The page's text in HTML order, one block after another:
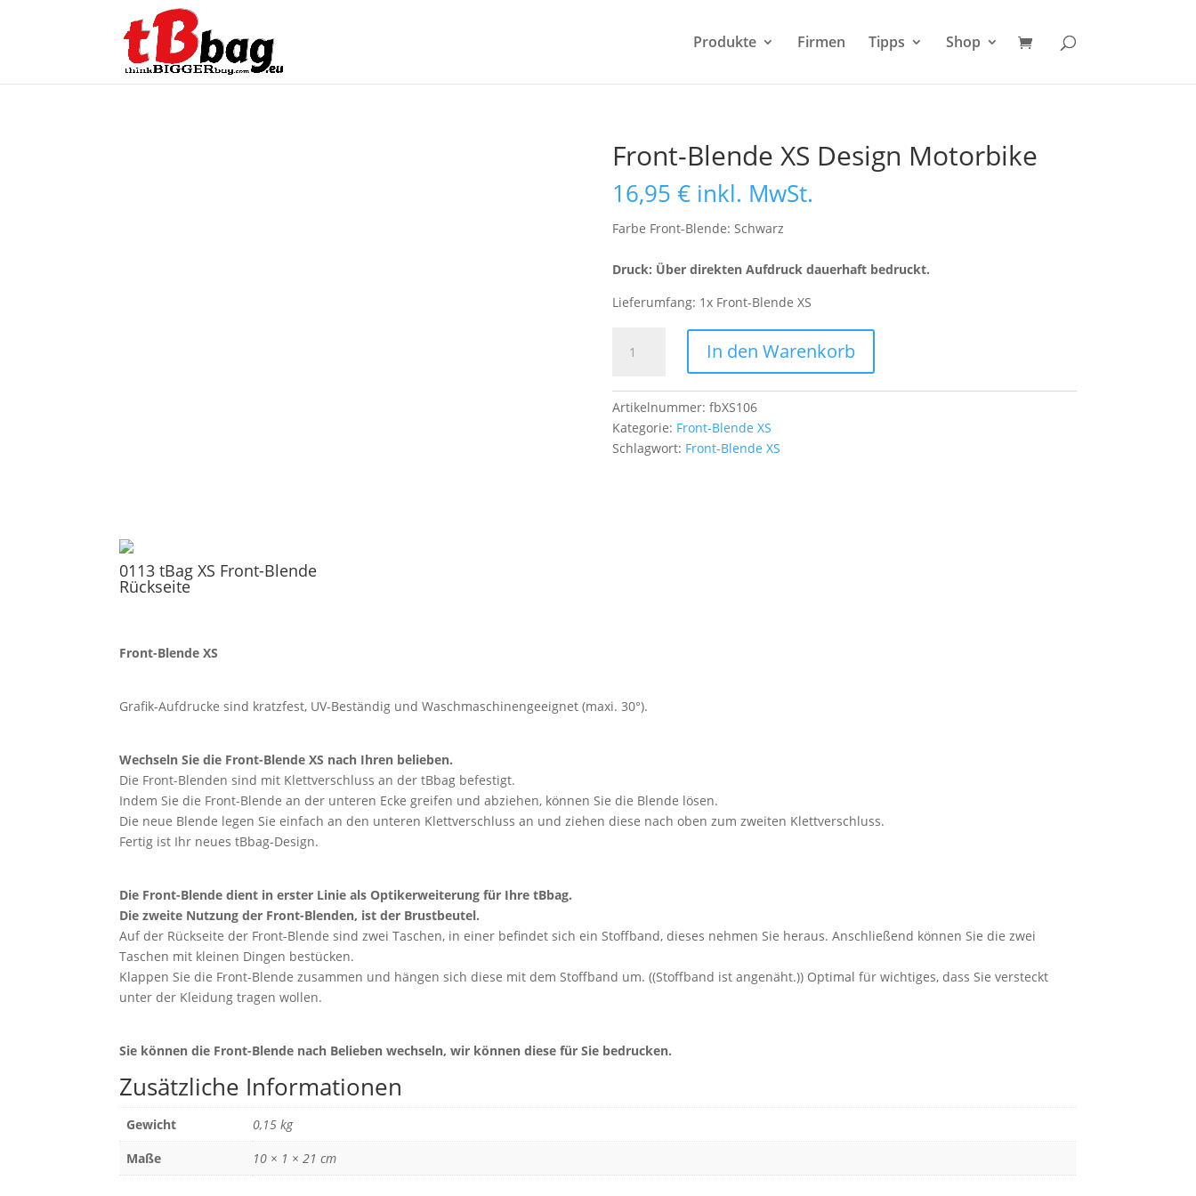
Produkte Firmen Tipps Shop
Front-Blende XS Design Motorbike
16,95€ inkl. MwSt.
Farbe Front-Blende: Schwarz
Druck: Über direkten Aufdruck dauerhaft bedruckt.
Lieferumfang: 1x Front-Blende XS
Blende
Menge
In den Warenkorb
Artikelnummer:fbXS106
Kategorie: Front-Blende XS
Schlagwort: Front-Blende XS
0113 tBag XS Front-Blende
Rückseite
Front-Blende XS
Grafik-Aufdrucke sind kratzfest, UV-Beständig und Waschmaschinengeeignet (maxi. 30°).
Wechseln Sie die Front-Blende XS nach Ihren belieben.
Die Front-Blenden sind mit Klettverschluss an der tBbag befestigt.
Indem Sie die Front-Blende an der unteren Ecke greifen und abziehen, können Sie die Blende lösen.
Die neue Blende legen Sie einfach an den unteren Klettverschluss an und ziehen diese nach oben zum zweiten Klettverschluss.
Fertig ist Ihr neues tBbag-Design.
Die Front-Blende dient in erster Linie als Optikerweiterung für Ihre tBbag.
Die zweite Nutzung der Front-Blenden, ist der Brustbeutel.
Auf der Rückseite der Front-Blende sind zwei Taschen, in einer befindet sich ein Stoffband, dieses nehmen Sie heraus. Anschließend können Sie die zwei
Taschen mit kleinen Dingen bestücken.
Klappen Sie die Front-Blende zusammen und hängen sich diese mit dem Stoffband um. ((Stoffband ist angenäht.)) Optimal für wichtiges, dass Sie versteckt
unter der Kleidung tragen wollen.
Sie können die Front-Blende nach Belieben wechseln, wir können diese für Sie bedrucken.
Zusätzliche Informationen
Gewicht
0,15 kg
Maße
10 × 1 × 21 cm